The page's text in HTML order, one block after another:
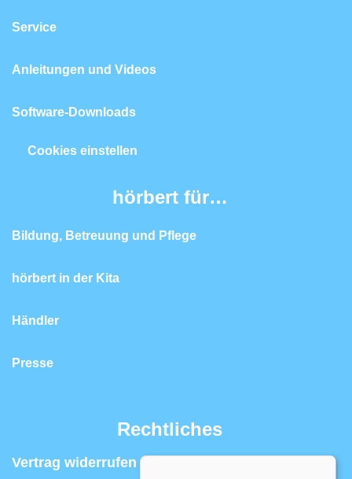
Service
Anleitungen und Videos
Software-Downloads
Cookies einstellen
hörbert für…
Bildung, Betreuung und Pflege
hörbert in der Kita
Händler
Presse
Rechtliches
Vertrag widerrufen | Widerrufsrecht